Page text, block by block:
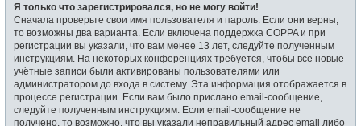
Я только что зарегистрировался, но не могу войти!
Сначала проверьте свои имя пользователя и пароль. Если они верны,
то возможны два варианта. Если включена поддержка COPPA и при
регистрации вы указали, что вам менее 13 лет, следуйте полученным
инструкциям. На некоторых конференциях требуется, чтобы все новые
учётные записи были активированы пользователями или
администратором до входа в систему. Эта информация отображается в
процессе регистрации. Если вам было прислано email-сообщение,
следуйте полученным инструкциям. Если email-сообщение не
получено, то возможно, что вы указали неправильный адрес email либо